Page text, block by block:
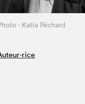
- Katia Péchard